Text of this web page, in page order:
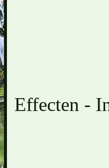
Effecten -